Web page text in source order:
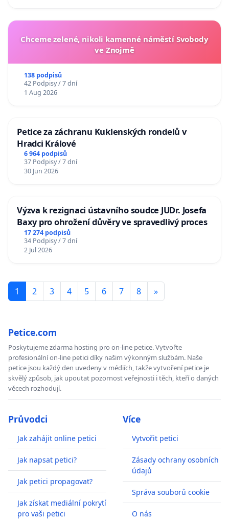
Chceme zelené, nikoli kamenné náměstí Svobody
ve Znojmě
138 podpisů
42 Podpisy / 7 dní
1 Aug 2026
Petice za záchranu Kuklenských rondelů v
Hradci Králové
6 964 podpisů
37 Podpisy / 7 dní
30 Jun 2026
Výzva k rezignaci ústavního soudce JUDr. Josefa
Baxy pro ohrožení důvěry ve spravedlivý proces
17 274 podpisů
34 Podpisy / 7 dní
2 Jul 2026
1 2 3 4 5 6 7 8 »
Petice.com
Poskytujeme zdarma hosting pro on-line petice. Vytvořte
profesionální on-line petici díky našim výkonným službám. Naše
petice jsou každý den uvedeny v médiích, takže vytvoření petice je
skvělý způsob, jak upoutat pozornost veřejnosti i těch, kteří o daných
věcech rozhodují.
Průvodci
Jak zahájit online petici
Jak napsat petici?
Jak petici propagovat?
Jak získat mediální pokrytí
pro vaši petici
Více
Vytvořit petici
Zásady ochrany osobních
údajů
Správa souborů cookie
O nás